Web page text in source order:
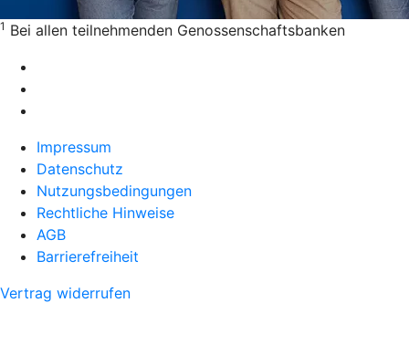
1 Bei allen teilnehmenden Genossenschaftsbanken
Impressum
Datenschutz
Nutzungsbedingungen
Rechtliche Hinweise
AGB
Barrierefreiheit
Vertrag widerrufen